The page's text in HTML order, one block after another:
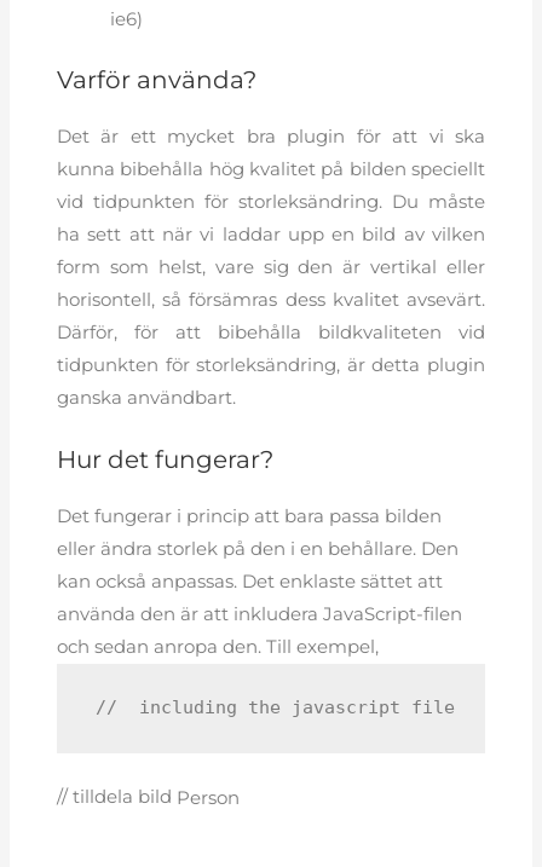
ie6)
Varför använda?
Det är ett mycket bra plugin för att vi ska
kunna bibehålla hög kvalitet på bilden speciellt
vid tidpunkten för storleksändring. Du måste
ha sett att när vi laddar upp en bild av vilken
form som helst, vare sig den är vertikal eller
horisontell, så försämras dess kvalitet avsevärt.
Därför, för att bibehålla bildkvaliteten vid
tidpunkten för storleksändring, är detta plugin
ganska användbart.
Hur det fungerar?
Det fungerar i princip att bara passa bilden
eller ändra storlek på den i en behållare. Den
kan också anpassas. Det enklaste sättet att
använda den är att inkludera JavaScript-filen
och sedan anropa den. Till exempel,
//  including the javascript file
// tilldela bild